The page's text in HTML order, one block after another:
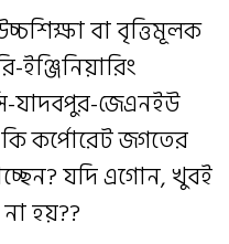
বা বৃত্তিমূলক
ইঞ্জিনিয়ারিং
জেএনইউ
কর্পোরেট জগতের
যদি এগোন, খুবই
হয়??